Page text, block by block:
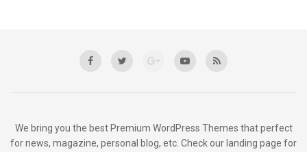
We bring you the best Premium WordPress Themes that perfect
for news, magazine, personal blog, etc. Check our landing page for